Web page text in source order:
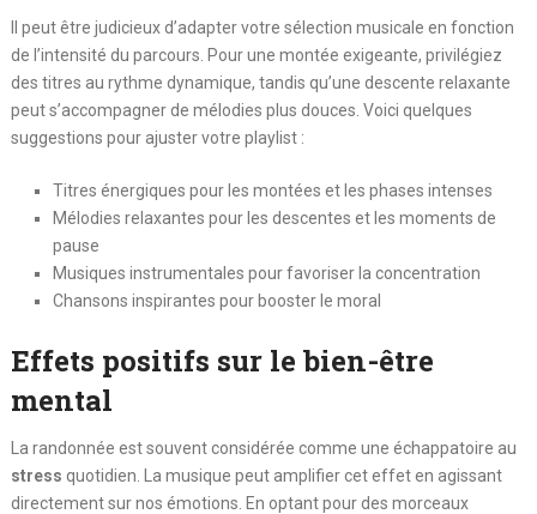
Il peut être judicieux d’adapter votre sélection musicale en fonction
de l’intensité du parcours. Pour une montée exigeante, privilégiez
des titres au rythme dynamique, tandis qu’une descente relaxante
peut s’accompagner de mélodies plus douces. Voici quelques
suggestions pour ajuster votre playlist :
Titres énergiques pour les montées et les phases intenses
Mélodies relaxantes pour les descentes et les moments de
pause
Musiques instrumentales pour favoriser la concentration
Chansons inspirantes pour booster le moral
Effets positifs sur le bien-être
mental
La randonnée est souvent considérée comme une échappatoire au
stress quotidien. La musique peut amplifier cet effet en agissant
directement sur nos émotions. En optant pour des morceaux